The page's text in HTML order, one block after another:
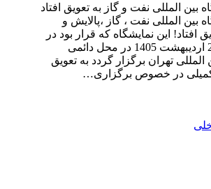
بین المللی نفت و گاز به تعویق افتاد
بین المللی نفت ، گاز ،پالایش و
افتاد! این نمایشگاه که قرار بود در
تاریخ 19 لغایت 22 اردیبهشت 1405 در محل دائمی
المللی تهران برگزار گردد به تعویق
تکمیلی در خصوص برگزاری…